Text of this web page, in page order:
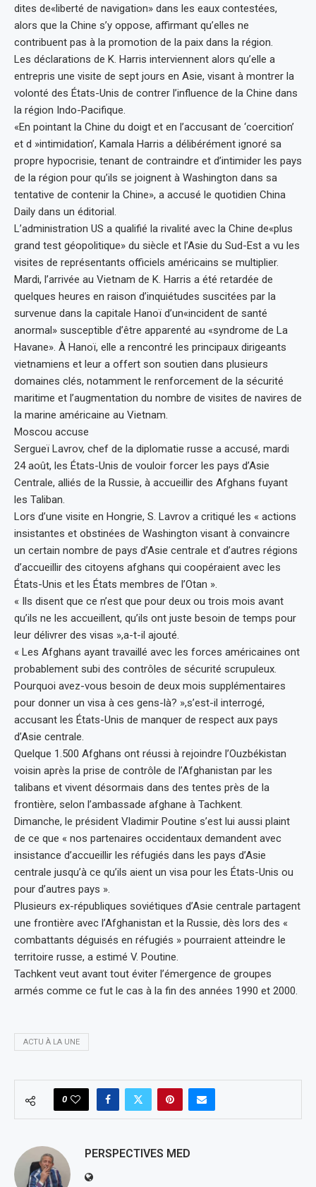
dites de«liberté de navigation» dans les eaux contestées,
alors que la Chine s’y oppose, affirmant qu’elles ne
contribuent pas à la promotion de la paix dans la région.
Les déclarations de K. Harris interviennent alors qu’elle a
entrepris une visite de sept jours en Asie, visant à montrer la
volonté des États-Unis de contrer l’influence de la Chine dans
la région Indo-Pacifique.
«En pointant la Chine du doigt et en l’accusant de ‘coercition’
et d »intimidation’, Kamala Harris a délibérément ignoré sa
propre hypocrisie, tenant de contraindre et d’intimider les pays
de la région pour qu’ils se joignent à Washington dans sa
tentative de contenir la Chine», a accusé le quotidien China
Daily dans un éditorial.
L’administration US a qualifié la rivalité avec la Chine de«plus
grand test géopolitique» du siècle et l’Asie du Sud-Est a vu les
visites de représentants officiels américains se multiplier.
Mardi, l’arrivée au Vietnam de K. Harris a été retardée de
quelques heures en raison d’inquiétudes suscitées par la
survenue dans la capitale Hanoï d’un«incident de santé
anormal» susceptible d’être apparenté au «syndrome de La
Havane». À Hanoï, elle a rencontré les principaux dirigeants
vietnamiens et leur a offert son soutien dans plusieurs
domaines clés, notamment le renforcement de la sécurité
maritime et l’augmentation du nombre de visites de navires de
la marine américaine au Vietnam.
Moscou accuse
Sergueï Lavrov, chef de la diplomatie russe a accusé, mardi
24 août, les États-Unis de vouloir forcer les pays d’Asie
Centrale, alliés de la Russie, à accueillir des Afghans fuyant
les Taliban.
Lors d’une visite en Hongrie, S. Lavrov a critiqué les « actions
insistantes et obstinées de Washington visant à convaincre
un certain nombre de pays d’Asie centrale et d’autres régions
d’accueillir des citoyens afghans qui coopéraient avec les
États-Unis et les États membres de l’Otan ».
« Ils disent que ce n’est que pour deux ou trois mois avant
qu’ils ne les accueillent, qu’ils ont juste besoin de temps pour
leur délivrer des visas »,a-t-il ajouté.
« Les Afghans ayant travaillé avec les forces américaines ont
probablement subi des contrôles de sécurité scrupuleux.
Pourquoi avez-vous besoin de deux mois supplémentaires
pour donner un visa à ces gens-là? »,s’est-il interrogé,
accusant les États-Unis de manquer de respect aux pays
d’Asie centrale.
Quelque 1.500 Afghans ont réussi à rejoindre l’Ouzbékistan
voisin après la prise de contrôle de l’Afghanistan par les
talibans et vivent désormais dans des tentes près de la
frontière, selon l’ambassade afghane à Tachkent.
Dimanche, le président Vladimir Poutine s’est lui aussi plaint
de ce que « nos partenaires occidentaux demandent avec
insistance d’accueillir les réfugiés dans les pays d’Asie
centrale jusqu’à ce qu’ils aient un visa pour les États-Unis ou
pour d’autres pays ».
Plusieurs ex-républiques soviétiques d’Asie centrale partagent
une frontière avec l’Afghanistan et la Russie, dès lors des «
combattants déguisés en réfugiés » pourraient atteindre le
territoire russe, a estimé V. Poutine.
Tachkent veut avant tout éviter l’émergence de groupes
armés comme ce fut le cas à la fin des années 1990 et 2000.
ACTU À LA UNE
0
PERSPECTIVES MED